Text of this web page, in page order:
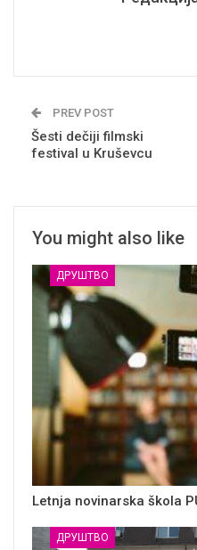
PREV POST
Šesti dečiji filmski
festival u Kruševcu
You might also like
ДРУШТВО
Letnja novinarska škola
ДРУШТВО